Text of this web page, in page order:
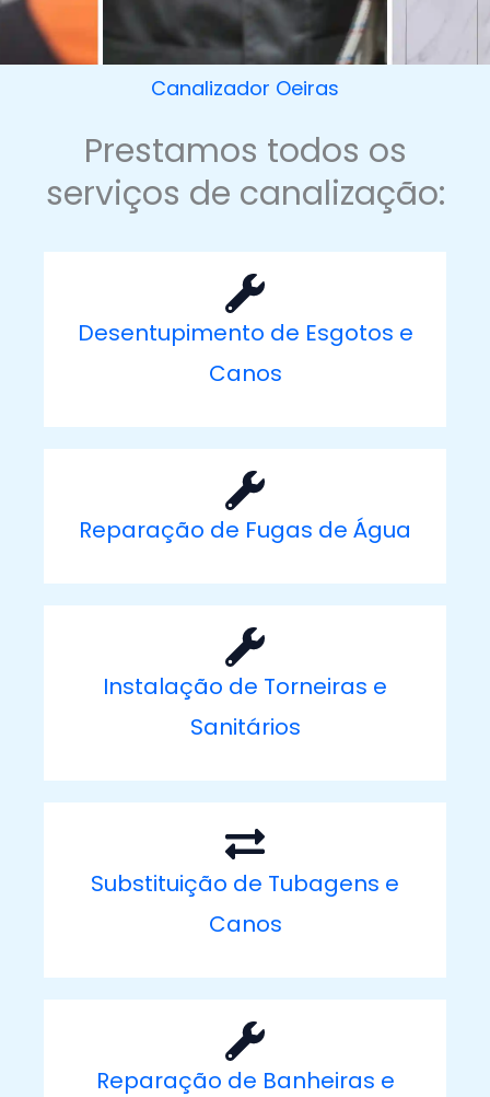
Canalizador Oeiras
Prestamos todos os
serviços de canalização:
Desentupimento de Esgotos e
Canos
Reparação de Fugas de Água
Instalação de Torneiras e
Sanitários
Substituição de Tubagens e
Canos
Reparação de Banheiras e